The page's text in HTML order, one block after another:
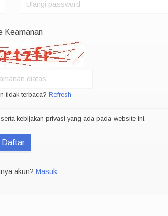
Keamanan
tidak terbaca? Refresh
kebijakan privasi yang ada pada website ini.
Daftar
akun? Masuk